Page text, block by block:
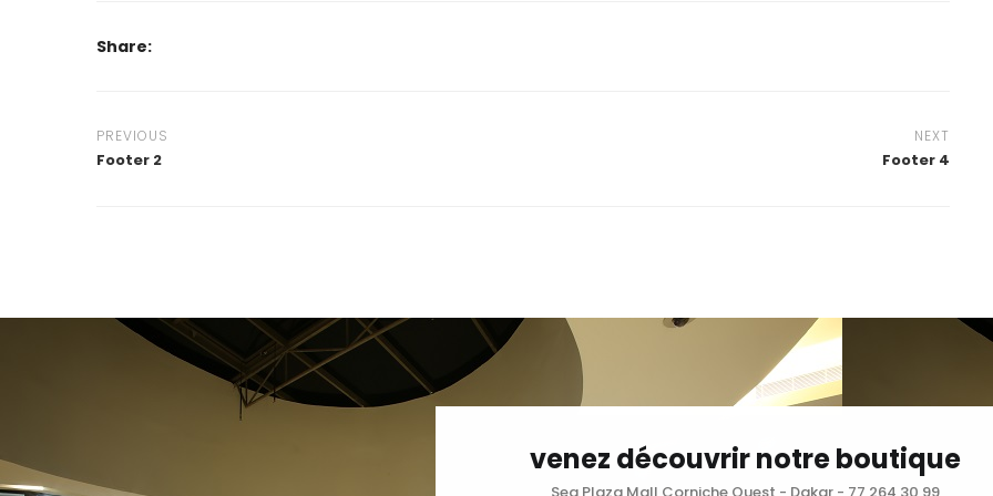
Share:
PREVIOUS
Footer 2
NEXT
Footer 4
venez découvrir notre boutique